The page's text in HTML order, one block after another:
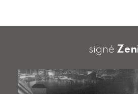
signé